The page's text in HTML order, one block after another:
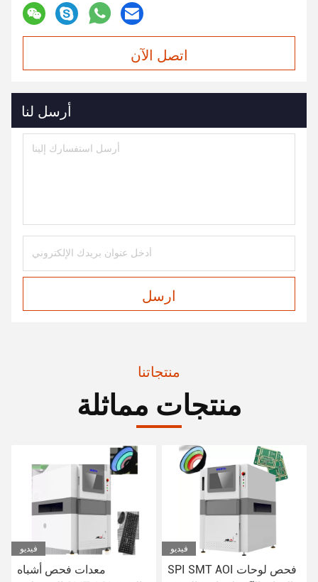
اتصل الآن
أرسل لنا
ارسل
منتجاتنا
منتجات مماثلة
فيديو
معدات فحص أشباه
فيديو
SPI SMT AOI فحص لوحات